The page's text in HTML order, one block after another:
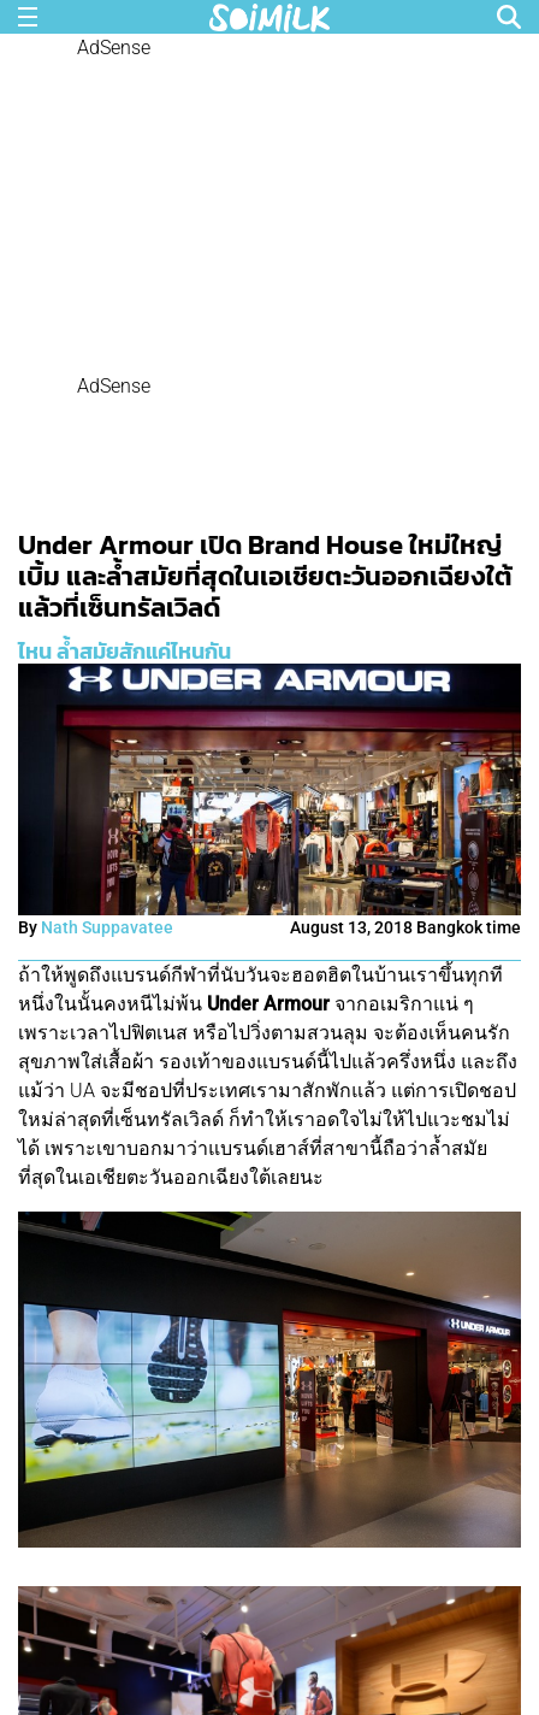
AdSense
AdSense
Under Armour เปิด Brand House ใหม่ใหญ่
เบิ้ม และล้ำสมัยที่สุดในเอเชียตะวันออกเฉียงใต้
แล้วที่เซ็นทรัลเวิลด์
ไหน ล้ำสมัยสักแค่ไหนกัน
By Nath Suppavatee August 13, 2018 Bangkok time
ถ้าให้พูดถึงแบรนด์กีฬาที่นับวันจะฮอตฮิตในบ้านเราขึ้นทุกที
หนึ่งในนั้นคงหนีไม่พ้น Under Armourจากอเมริกาแน่ ๆ
เพราะเวลาไปฟิตเนส หรือไปวิ่งตามสวนลุม จะต้องเห็นคนรัก
สุขภาพใส่เสื้อผ้า รองเท้าของแบรนด์นี้ไปแล้วครึ่งหนึ่ง และถึง
แม้ว่า UA จะมีชอปที่ประเทศเรามาสักพักแล้ว แต่การเปิดชอป
ใหม่ล่าสุดที่เซ็นทรัลเวิลด์ ก็ทำให้เราอดใจไม่ให้ไปแวะชมไม่
ได้ เพราะเขาบอกมาว่าแบรนด์เฮาส์ที่สาขานี้ถือว่าล้ำสมัย
ที่สุดในเอเชียตะวันออกเฉียงใต้เลยนะ